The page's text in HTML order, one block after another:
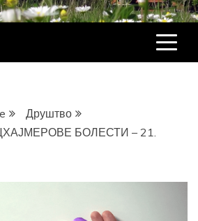
ЕКОНОМИЈА,
ИМЕНИК,
Друштво
БОЛЕСТИ – 21.